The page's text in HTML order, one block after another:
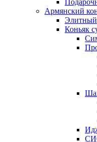
Армянский
Элитный
Коньяк